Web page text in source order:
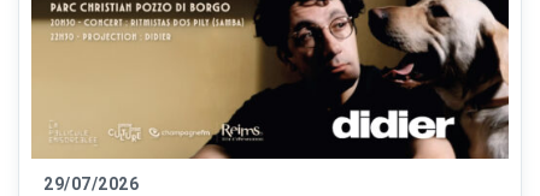
29/07/2026